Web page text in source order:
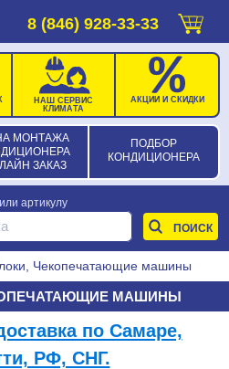
8 (846) 928-33-33
МОНТАЖА
ЗАКАЗ
ПОДБОР
КОНДИЦИОНЕРА
НАШ СЕРВИС
КЛИМАТА
АКЦИИ И СКИДКИ
артикулу
Чекопечатающие машины
МАШИНЫ
по Самаре,
РФ, СНГ.